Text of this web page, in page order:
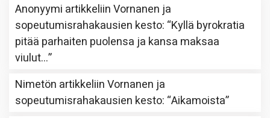
Anonyymi artikkeliinVornanen ja
sopeutumisrahakausien kesto: “Kyllä byrokratia
pitää parhaiten puolensa ja kansa maksaa
viulut…”
Nimetön artikkeliinVornanen ja
sopeutumisrahakausien kesto: “Aikamoista”